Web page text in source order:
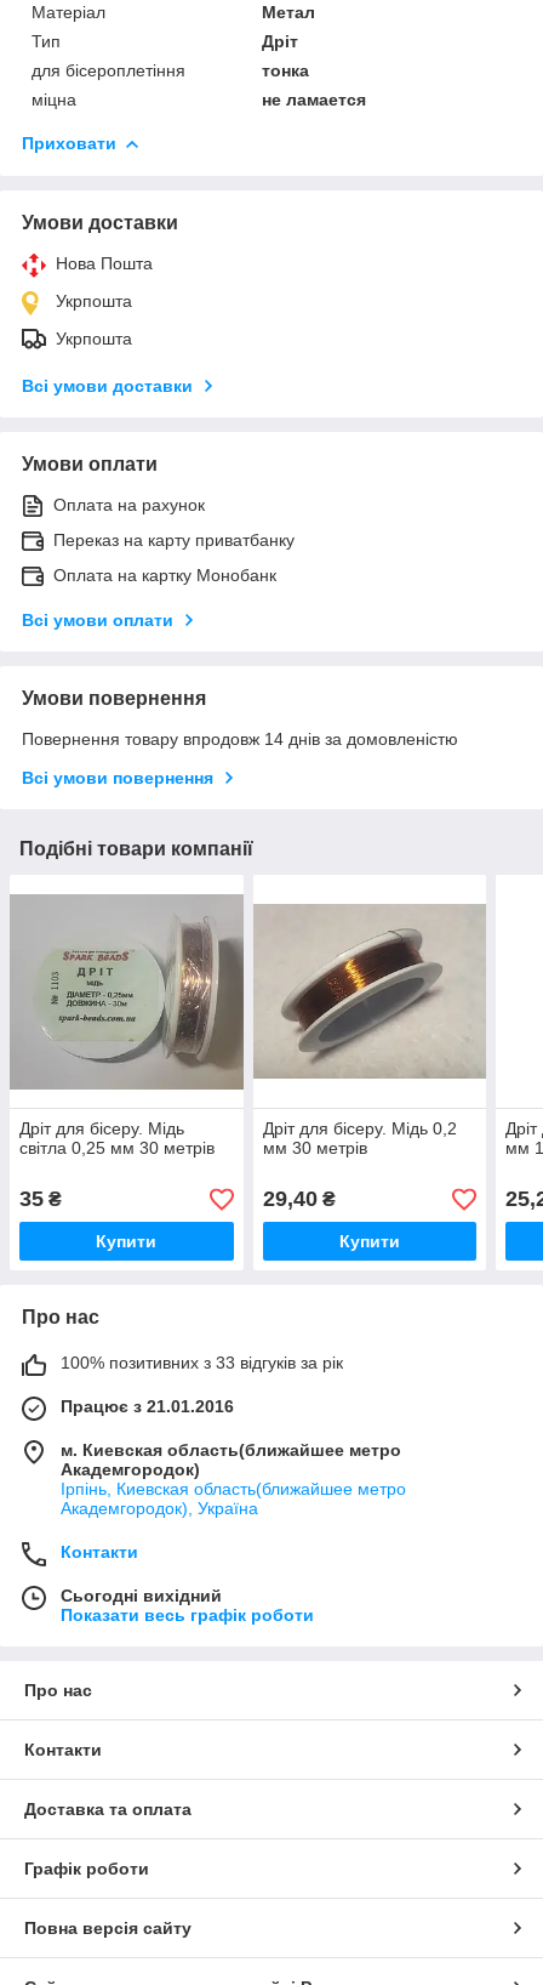
Матеріал
Метал
Тип
Дріт
для бісероплетіння
тонка
міцна
не ламается
Приховати
Умови доставки
Нова Пошта
Укрпошта
Укрпошта
Всі умови доставки
Умови оплати
Оплата на рахунок
Переказ на карту приватбанку
Оплата на картку Монобанк
Всі умови оплати
Умови повернення
Повернення товару впродовж 14 днів за домовленістю
Всі умови повернення
Подібні товари компанії
Дріт для бісеру. Мідь
світла 0,25 мм 30 метрів
35 ₴
Купити
Дріт для бісеру. Мідь 0,2
мм 30 метрів
29,40₴
Купити
мм
Про нас
100% позитивних з 33 відгуків за рік
Працює з 21.01.2016
м. Киевская область(ближайшее метро
Академгородок)
Ірпінь, Киевская область(ближайшее метро
Академгородок), Україна
Контакти
Сьогодні вихідний
Показати весь графік роботи
Про нас
Контакти
Доставка та оплата
Графік роботи
Повна версія сайту